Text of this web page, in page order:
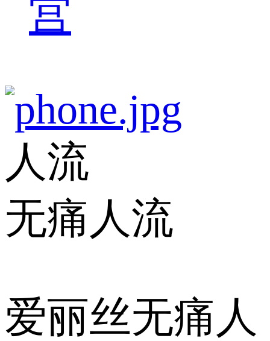
宫
人流
无痛人流
爱丽丝无痛人